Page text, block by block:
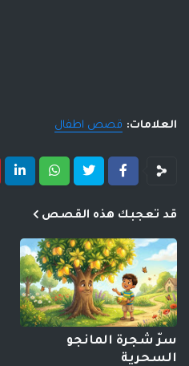
العلامات: قصص اطفال
قد تعجبك هذه القصص
سرّ شجرة المانجو
السحرية